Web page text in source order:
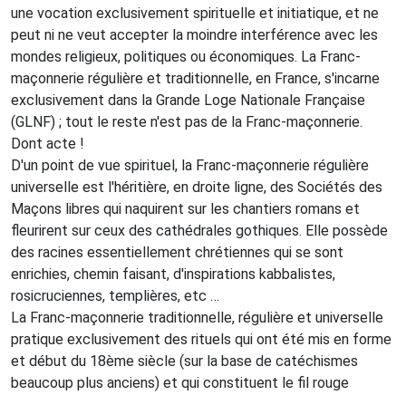
une vocation exclusivement spirituelle et initiatique, et ne
peut ni ne veut accepter la moindre interférence avec les
mondes religieux, politiques ou économiques. La Franc-
maçonnerie régulière et traditionnelle, en France, s'incarne
exclusivement dans la Grande Loge Nationale Française
(GLNF) ; tout le reste n'est pas de la Franc-maçonnerie.
Dont acte !
D'un point de vue spirituel, la Franc-maçonnerie régulière
universelle est l'héritière, en droite ligne, des Sociétés des
Maçons libres qui naquirent sur les chantiers romans et
fleurirent sur ceux des cathédrales gothiques. Elle possède
des racines essentiellement chrétiennes qui se sont
enrichies, chemin faisant, d'inspirations kabbalistes,
rosicruciennes, templières, etc …
La Franc-maçonnerie traditionnelle, régulière et universelle
pratique exclusivement des rituels qui ont été mis en forme
et début du 18ème siècle (sur la base de catéchismes
beaucoup plus anciens) et qui constituent le fil rouge